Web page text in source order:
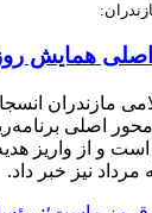
همایش
مازندران
محور اصلی
و از واریز
نیز خبر داد.